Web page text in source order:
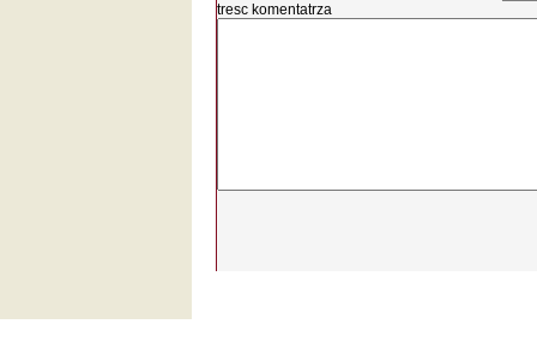
tresc komentatrza